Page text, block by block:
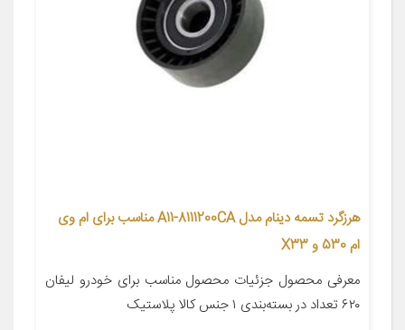
هرزگرد تسمه دینام مدل A11-8111200CA مناسب برای ام وی
ام 530 و X33
معرفی محصول جزئیات محصول مناسب برای خودرو لیفان
۶۲۰ تعداد در بسته‌بندی ۱ جنس کالا پلاستیک